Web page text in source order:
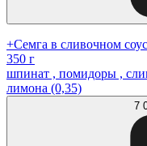
+Семга в сливочном
350 г
шпинат , помидоры ,
лимона (0,35)
7